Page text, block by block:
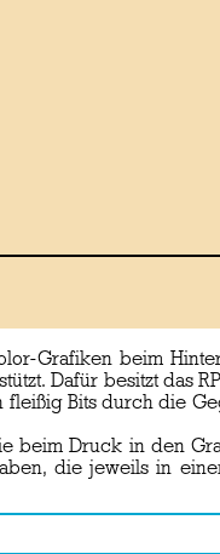
Grafiken beim
Dafür besitzt das
Bits durch die
beim Druck in den
die jeweils in